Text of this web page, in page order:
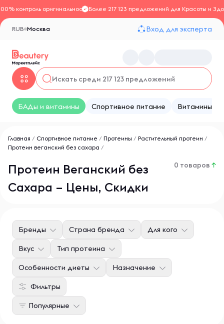
контроль оригинальностиБолее 217 123 предложений для Красоты и
Москва
RUB Вход для эксперта
БАДы и витамины Спортивное питание Витамины
Главная / Спортивное питание / Протеины / Растительный протеин /
Протеин веганский без сахара /
Протеин Веганский без
Сахара – Цены, Скидки
0 товаров ↑
Фильтры
Бренды Страна бренда Для кого
Вкус Тип протеина
Особенности диеты Назначение
Популярные